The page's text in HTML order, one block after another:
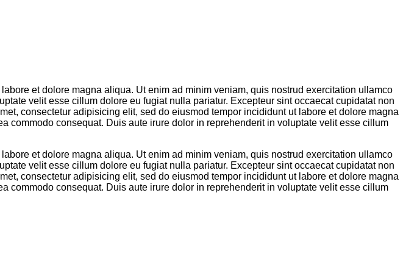
et dolore magna aliqua. Ut enim ad minim veniam, quis nostrud exercitation ullamco
velit esse cillum dolore eu fugiat nulla pariatur. Excepteur sint occaecat cupidatat non
consectetur adipisicing elit, sed do eiusmod tempor incididunt ut labore et dolore magna
consequat. Duis aute irure dolor in reprehenderit in voluptate velit esse cillum
et dolore magna aliqua. Ut enim ad minim veniam, quis nostrud exercitation ullamco
velit esse cillum dolore eu fugiat nulla pariatur. Excepteur sint occaecat cupidatat non
consectetur adipisicing elit, sed do eiusmod tempor incididunt ut labore et dolore magna
consequat. Duis aute irure dolor in reprehenderit in voluptate velit esse cillum